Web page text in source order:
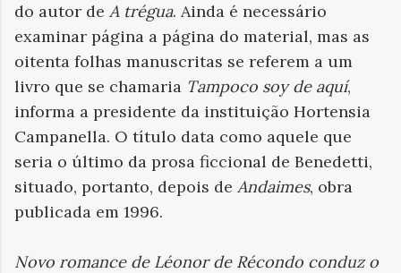
do autor de A trégua. Ainda é necessário
examinar página a página do material, mas as
oitenta folhas manuscritas se referem a um
livro que se chamaria Tampoco soy de aquí,
informa a presidente da instituição Hortensia
Campanella. O título data como aquele que
seria o último da prosa ficcional de Benedetti,
situado, portanto, depois de Andaimes, obra
publicada em 1996.
Novo romance de Léonor de Récondo conduz o